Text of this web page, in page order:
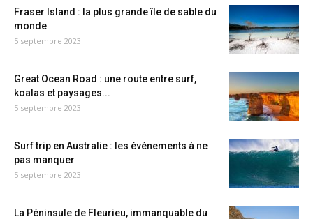
Fraser Island : la plus grande île de sable du
monde
5 septembre 2023
Great Ocean Road : une route entre surf,
koalas et paysages...
5 septembre 2023
Surf trip en Australie : les événements à ne
pas manquer
5 septembre 2023
La Péninsule de Fleurieu, immanquable du